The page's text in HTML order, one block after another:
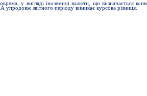
у вигляді іноземної валюти, що визначається
звітного періоду виникає курсова різниця.